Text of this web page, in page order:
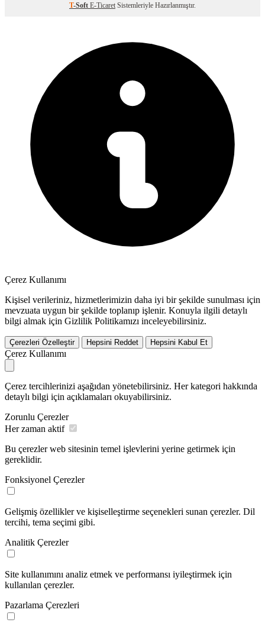
T-Soft E-Ticaret Sistemleriyle Hazırlanmıştır.
Çerez Kullanımı
Kişisel verileriniz, hizmetlerimizin daha iyi bir şekilde sunulması için
mevzuata uygun bir şekilde toplanıp işlenir. Konuyla ilgili detaylı
bilgi almak için Gizlilik Politikamızı inceleyebilirsiniz.
Çerezleri Özelleştir Hepsini Reddet Hepsini Kabul Et
Çerez Kullanımı
Çerez tercihlerinizi aşağıdan yönetebilirsiniz. Her kategori hakkında
detaylı bilgi için açıklamaları okuyabilirsiniz.
Zorunlu Çerezler
Her zaman aktif
Bu çerezler web sitesinin temel işlevlerini yerine getirmek için
gereklidir.
Fonksiyonel Çerezler
Gelişmiş özellikler ve kişiselleştirme seçenekleri sunan çerezler. Dil
tercihi, tema seçimi gibi.
Analitik Çerezler
Site kullanımını analiz etmek ve performansı iyileştirmek için
kullanılan çerezler.
Pazarlama Çerezleri